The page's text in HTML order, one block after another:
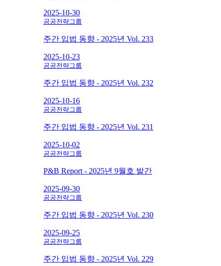
2025-10-30
공공전략그룹
주간 입법 동향 - 2025년 Vol. 233
2025-10-23
공공전략그룹
주간 입법 동향 - 2025년 Vol. 232
2025-10-16
공공전략그룹
주간 입법 동향 - 2025년 Vol. 231
2025-10-02
공공전략그룹
P&B Report - 2025년 9월호 발간
2025-09-30
공공전략그룹
주간 입법 동향 - 2025년 Vol. 230
2025-09-25
공공전략그룹
주간 입법 동향 - 2025년 Vol. 229